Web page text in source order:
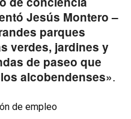
Jesús Montero –
parques
verdes, jardines y
de paseo que
alcobendenses».
de empleo